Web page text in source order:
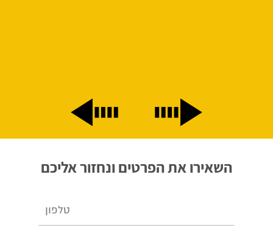
השאירו את הפרטים ונחזור אליכם